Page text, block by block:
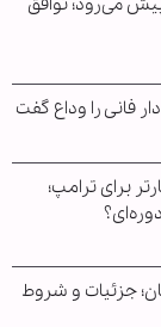
می‌رود؛ توافق
فانی را وداع گفت
برای ترامپ؛
جزئیات و شروط